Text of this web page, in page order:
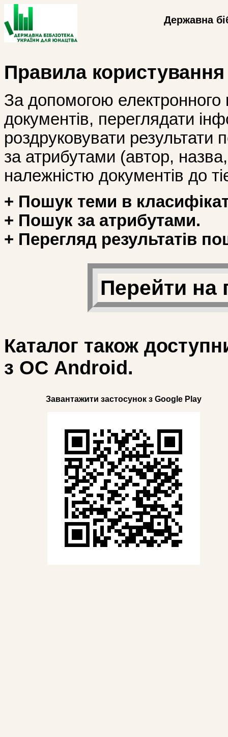
Державна
Правила
За допомогою
документів, переглядати
роздруковувати
за атрибутами (автор, назва,
належністю документів до
+ Пошук теми в
+ Пошук за атрибутами.
+ Перегляд результатів
Перейти на
Каталог також
з ОС Android.
Завантажити застосунок з Google Play